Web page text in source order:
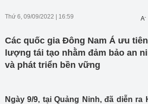
Thứ 6, 09/09/2022 16:59 A-
Các quốc gia Đông Nam Á ưu
lượng tái tạo nhằm đảm bảo an
và phát triển bền vững
Ngày 9/9, tại Quảng Ninh, đã diễn ra